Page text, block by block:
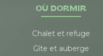
OÙ DORMIR
Chalet et refuge
Gîte et auberge